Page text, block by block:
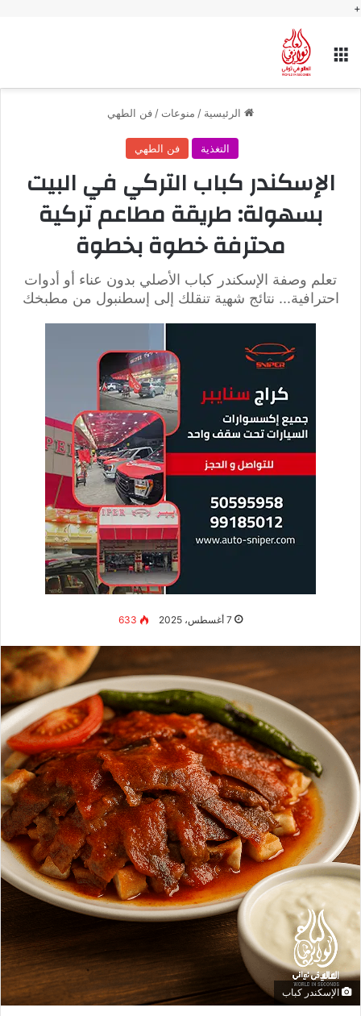
+
القائمة
الرئيسية / منوعات / فن الطهي
التغذية فن الطهي
الإسكندر كباب التركي في البيت
بسهولة: طريقة مطاعم تركية
محترفة خطوة بخطوة
تعلم وصفة الإسكندر كباب الأصلي بدون عناء أو أدوات
احترافية... نتائج شهية تنقلك إلى إسطنبول من مطبخك
7 أغسطس، 2025 633
الإسكندر كباب